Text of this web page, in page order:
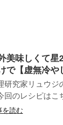
美味しくて星
で【虚無冷や
研究家リュウジ
回のレシピはこ
を読む